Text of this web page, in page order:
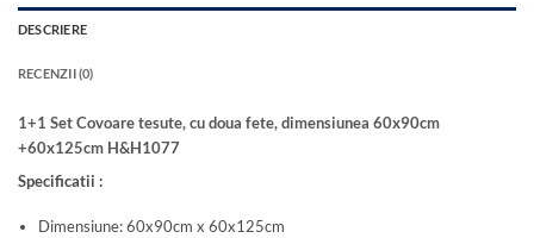
DESCRIERE
RECENZII (0)
1+1 Set Covoare tesute, cu doua fete, dimensiunea 60x90cm
+60x125cm H&H1077
Specificatii :
Dimensiune: 60x90cm x 60x125cm